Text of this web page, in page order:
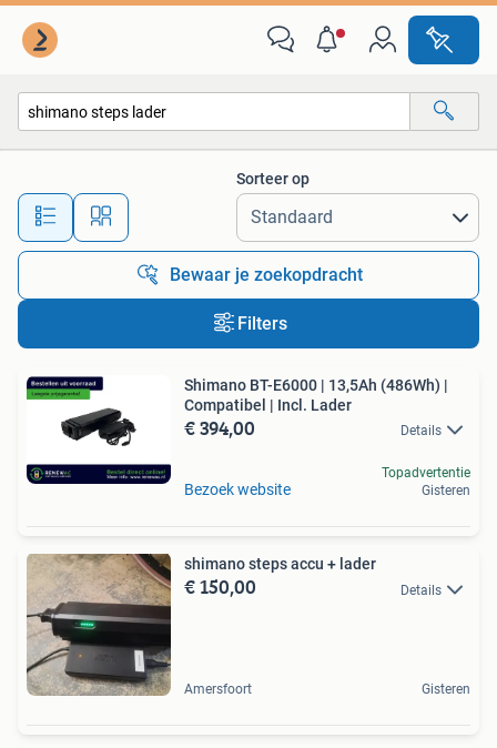
Alle afstanden…
Sorteer op
Bewaar je zoekopdracht
Filters
Shimano BT-E6000 | 13,5Ah (486Wh) |
Compatibel | Incl. Lader
€ 394,00 Details
Bezoek website
Topadvertentie
Gisteren
shimano steps accu + lader
€ 150,00 Details
Amersfoort Gisteren